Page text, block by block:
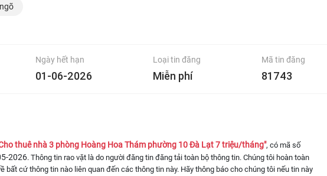
Ngày hết hạn
01-06-2026
Loại tin đăng
Miễn phí
Mã tin đăng
81743
thuê nhà 3 phòng Hoàng Hoa Thám phường 10 Đà Lạt 7 triệu/tháng", có mã số
2026. Thông tin rao vặt là do người đăng tin đăng tải toàn bộ thông tin. Chúng tôi hoàn toàn
bất cứ thông tin nào liên quan đến các thông tin này. Hãy thông báo cho chúng tôi nếu tin này